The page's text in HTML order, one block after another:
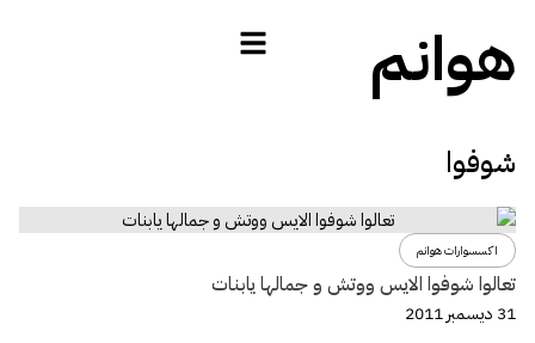
هوانم
شوفوا
اكسسوارات هوانم
تعالوا شوفوا الايس ووتش و جمالها يابنات
31 ديسمبر 2011